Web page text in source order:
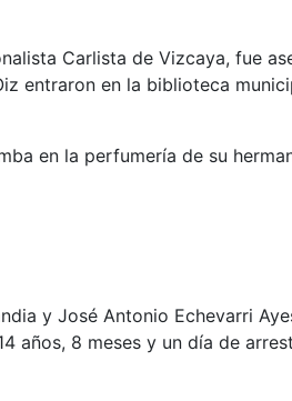
Carlista de Vizcaya, fue
entraron en la biblioteca
en la perfumería de su
y José Antonio Echevarri
años, 8 meses y un día de